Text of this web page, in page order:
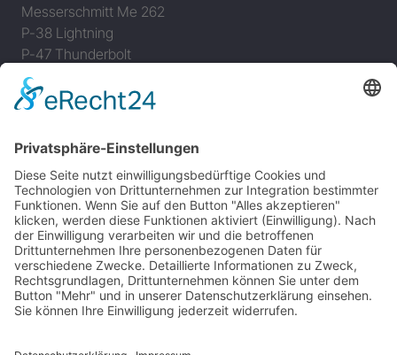
Messerschmitt Me 262
P-38 Lightning
P-47 Thunderbolt
P-51 Mustang
Über diese B-17 Webseite
Kontakt
Impressum
Datenschutzerklärung
B-17 Fan Store
Links